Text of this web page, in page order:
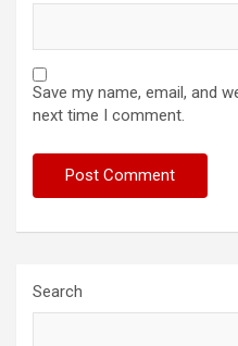
Save my name, email, and
next time I comment.
Search